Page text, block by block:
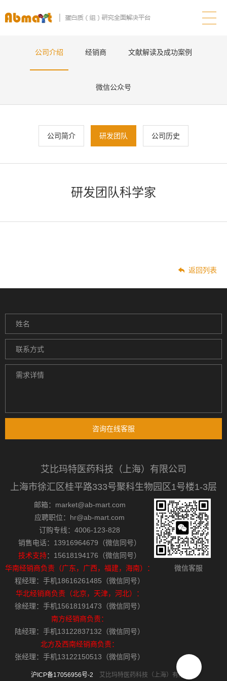
公司介绍 经销商 文献解读及成功案例
微信公众号
公司简介 研发团队 公司历史
研发团队科学家
返回列表
咨询在线客服
艾比玛特医药科技（上海）有限公司
上海市徐汇区桂平路333号聚科生物园区1号楼1-3层
邮箱：market@ab-mart.com
应聘职位：hr@ab-mart.com
订购专线：4006-123-828
销售电话：13916964679（微信同号）
技术支持：15618194176（微信同号）
华南经销商负责（广东，广西，福建，海南）：
程经理：手机18616261485（微信同号）
华北经销商负责（北京，天津，河北）：
徐经理：手机15618191473（微信同号）
南方经销商负责：
陆经理：手机13122837132（微信同号）
北方及西南经销商负责：
张经理：手机13122150513（微信同号）
微信客服
沪ICP备17056956号-2 艾比玛特医药科技（上海）有限公司